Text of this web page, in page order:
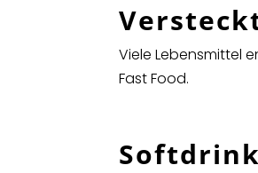
Viele Lebensmittel
Fast Food.